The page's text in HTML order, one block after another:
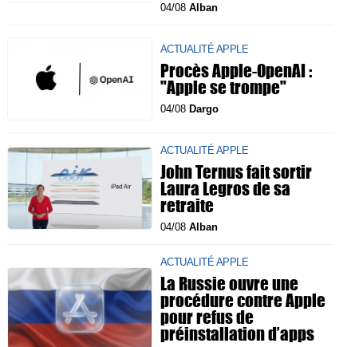
04/08 Alban
ACTUALITÉ APPLE
Procès Apple-OpenAI :
"Apple se trompe"
04/08 Dargo
ACTUALITÉ APPLE
John Ternus fait sortir
Laura Legros de sa
retraite
04/08 Alban
ACTUALITÉ APPLE
La Russie ouvre une
procédure contre Apple
pour refus de
préinstallation d’apps